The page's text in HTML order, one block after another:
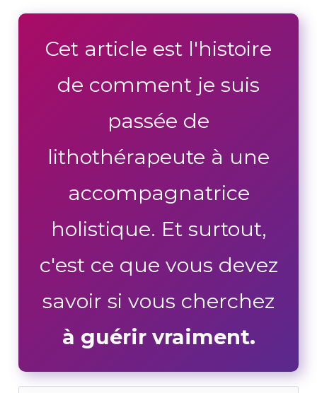
Cet article est l'histoire
de comment je suis
passée de
lithothérapeute à une
accompagnatrice
holistique. Et surtout,
c'est ce que vous devez
savoir si vous cherchez
à guérir vraiment.